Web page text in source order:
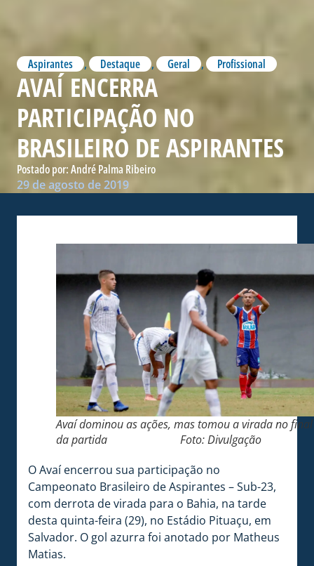
Aspirantes , Destaque , Geral , Profissional
AVAÍ ENCERRA
PARTICIPAÇÃO NO
BRASILEIRO DE ASPIRANTES
Postado por:André Palma Ribeiro
29 de agosto de 2019
Avaí dominou as ações, mas tomou a virada no final
da partida Foto: Divulgação
O Avaí encerrou sua participação no
Campeonato Brasileiro de Aspirantes – Sub-23,
com derrota de virada para o Bahia, na tarde
desta quinta-feira (29), no Estádio Pituaçu, em
Salvador. O gol azurra foi anotado por Matheus
Matias.